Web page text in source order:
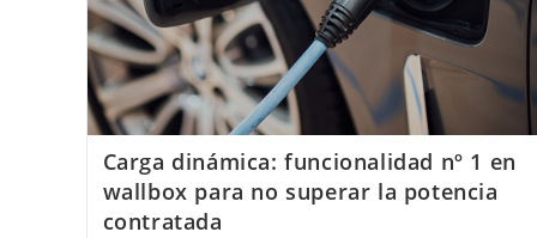
Carga dinámica: funcionalidad nº 1 en
wallbox para no superar la potencia
contratada